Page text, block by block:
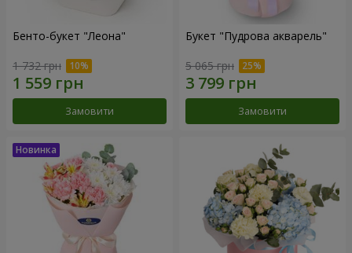
Бенто-букет "Леона"
1 732 грн
Замовити
Букет "Пудрова акварель"
5 065 грн
Замовити